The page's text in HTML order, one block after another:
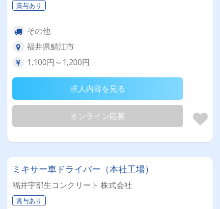
賞与あり
その他
福井県鯖江市
1,100円～1,200円
求人内容を見る
オンライン応募
ミキサー車ドライバー（本社工場）
福井宇部生コンクリート 株式会社
賞与あり